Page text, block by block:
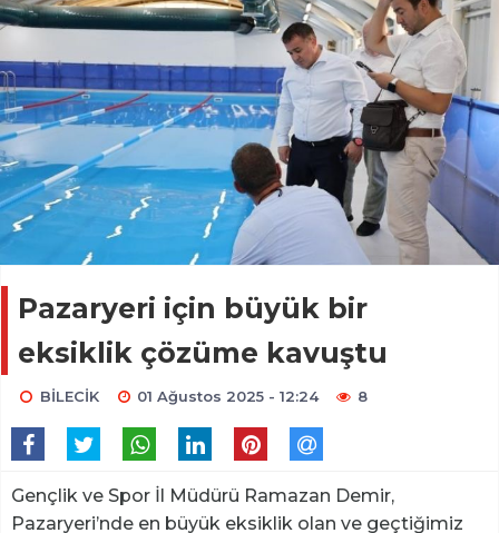
Pazaryeri için büyük bir
eksiklik çözüme kavuştu
BİLECİK 01 Ağustos 2025 - 12:24 8
Gençlik ve Spor İl Müdürü Ramazan Demir,
Pazaryeri’nde en büyük eksiklik olan ve geçtiğimiz